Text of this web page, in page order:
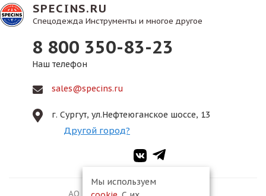
SPECINS.RU
Спецодежда Инструменты и многое другое
8 800 350-83-23
Наш телефон
sales@specins.ru
г. Сургут, ул.Нефтеюганское шоссе, 13
Другой город?
АО ПКФ «Спецмонтаж-2», 2026
Мы используем